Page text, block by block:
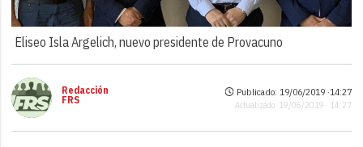
Eliseo Isla Argelich, nuevo presidente de Provacuno
Redacción
FRS
Publicado: 19/06/2019 ·14:27
Actualizado: 19/06/2019 · 14:27